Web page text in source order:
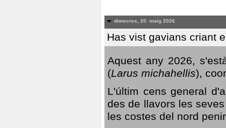
dimecres, 20. maig 2026
Has vist gavians criant
Aquest any 2026,
(Larus michahellis),
L'últim cens general
des de llavors les
les costes del nord